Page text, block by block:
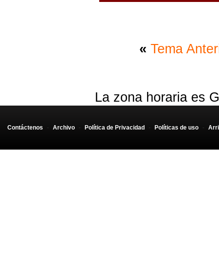
« Tema
La zona horaria es
Contáctenos - Archivo - Política de Privacidad - Políticas de uso -